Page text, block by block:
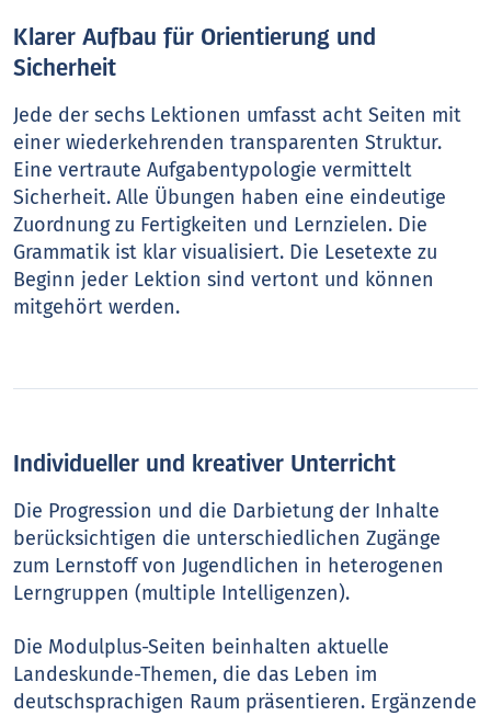
Klarer Aufbau für Orientierung und
Sicherheit
Jede der sechs Lektionen umfasst acht Seiten mit
einer wiederkehrenden transparenten Struktur.
Eine vertraute Aufgabentypologie vermittelt
Sicherheit. Alle Übungen haben eine eindeutige
Zuordnung zu Fertigkeiten und Lernzielen. Die
Grammatik ist klar visualisiert. Die Lesetexte zu
Beginn jeder Lektion sind vertont und können
mitgehört werden.
Individueller und kreativer Unterricht
Die Progression und die Darbietung der Inhalte
berücksichtigen die unterschiedlichen Zugänge
zum Lernstoff von Jugendlichen in heterogenen
Lerngruppen (multiple Intelligenzen).
Die Modulplus-Seiten beinhalten aktuelle
Landeskunde-Themen, die das Leben im
deutschsprachigen Raum präsentieren. Ergänzende